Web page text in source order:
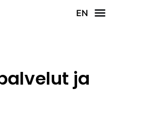
EN
ja